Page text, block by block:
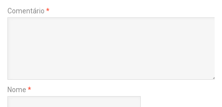
Comentário *
Nome *